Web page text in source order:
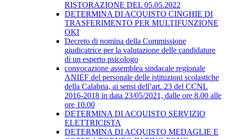
RISTORAZIONE DEL 05.05.2022
DETERMINA DI ACQUISTO CINGHIE DI
TRASFERIMENTO PER MULTIFUNZIONE
OKI
Decreto di nomina della Commissione
giudicatrice per la valutazione delle candidature
di un esperto psicologo
convocazione assemblea sindacale regionale
ANIEF del personale delle istituzioni scolastiche
della Calabria, ai sensi dell’art. 23 del CCNL
2016-2018 in data 23/05/2021, dalle ore 8.00 alle
ore 10.00
DETERMINA DI ACQUISTO SERVIZIO
ELETTRICISTA
DETERMINA DI ACQUISTO MEDAGLIE E